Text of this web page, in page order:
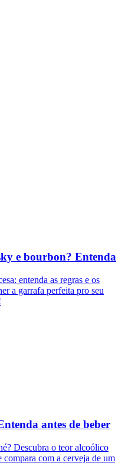
e bourbon? Entenda
entenda as regras e os
a garrafa perfeita pro seu
antes de beber
Descubra o teor alcoólico
compara com a cerveja de um